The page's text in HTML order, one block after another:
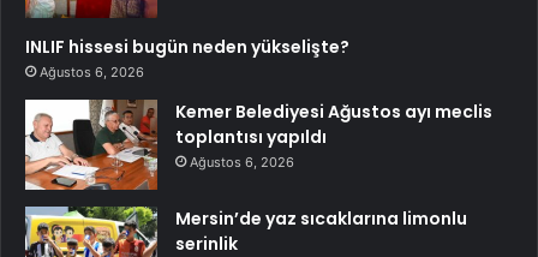
INLIF hissesi bugün neden yükselişte?
Ağustos 6, 2026
Kemer Belediyesi Ağustos ayı meclis
toplantısı yapıldı
Ağustos 6, 2026
Mersin’de yaz sıcaklarına limonlu
serinlik